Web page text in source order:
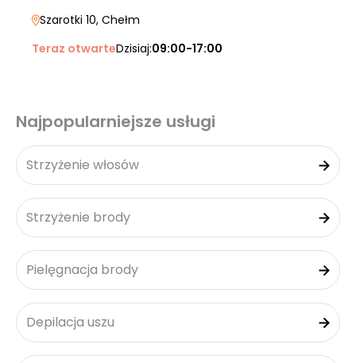
Szarotki 10, Chełm
Teraz otwarteDzisiaj:09:00-17:00
Najpopularniejsze usługi
Strzyżenie włosów
Strzyżenie brody
Pielęgnacja brody
Depilacja uszu